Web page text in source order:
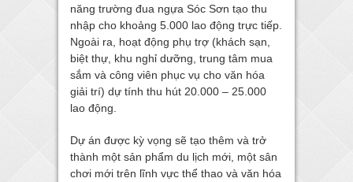
năng trường đua ngựa Sóc Sơn tạo thu
nhập cho khoảng 5.000 lao động trực tiếp.
Ngoài ra, hoạt động phụ trợ (khách sạn,
biệt thự, khu nghỉ dưỡng, trung tâm mua
sắm và công viên phục vụ cho văn hóa
giải trí) dự tính thu hút 20.000 – 25.000
lao động.
Dự án được kỳ vọng sẽ tạo thêm và trở
thành một sản phẩm du lịch mới, một sân
chơi mới trên lĩnh vực thể thao và văn hóa